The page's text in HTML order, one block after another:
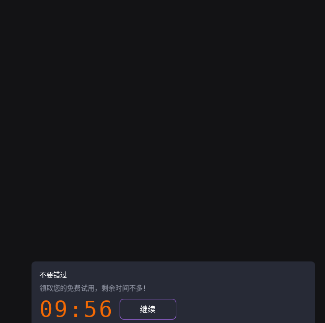
不要错过
领取您的免费试用，剩余时间不多！
09:55 继续